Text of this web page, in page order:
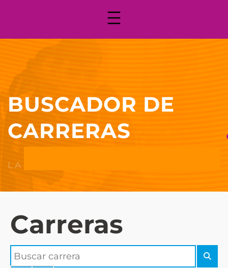
BUSCADOR DE
CARRERAS
Carreras